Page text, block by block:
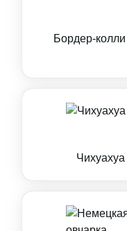
Бордер-колли
Чихуахуа